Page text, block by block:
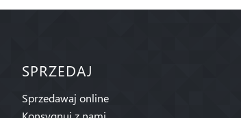
SPRZEDAJ
Sprzedawaj online